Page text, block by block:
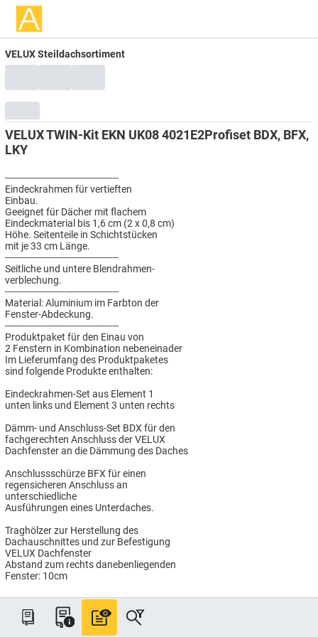
VELUX Steildachsortiment
VELUX TWIN-Kit EKN UK08 4021E2Profiset BDX, BFX,
LKY
----------------------------------------
Eindeckrahmen für vertieften
Einbau.
Geeignet für Dächer mit flachem
Eindeckmaterial bis 1,6 cm (2 x 0,8 cm)
Höhe. Seitenteile in Schichtstücken
mit je 33 cm Länge.
----------------------------------------
Seitliche und untere Blendrahmen-
verblechung.
----------------------------------------
Material: Aluminium im Farbton der
Fenster-Abdeckung.
----------------------------------------
Produktpaket für den Einau von
2 Fenstern in Kombination nebeneinader
Im Lieferumfang des Produktpaketes
sind folgende Produkte enthalten:
Eindeckrahmen-Set aus Element 1
unten links und Element 3 unten rechts
Dämm- und Anschluss-Set BDX für den
fachgerechten Anschluss der VELUX
Dachfenster an die Dämmung des Daches
Anschlussschürze BFX für einen
regensicheren Anschluss an
unterschiedliche
Ausführungen eines Unterdaches.
Traghölzer zur Herstellung des
Dachauschnittes und zur Befestigung
VELUX Dachfenster
Abstand zum rechts danebenliegenden
Fenster: 10cm